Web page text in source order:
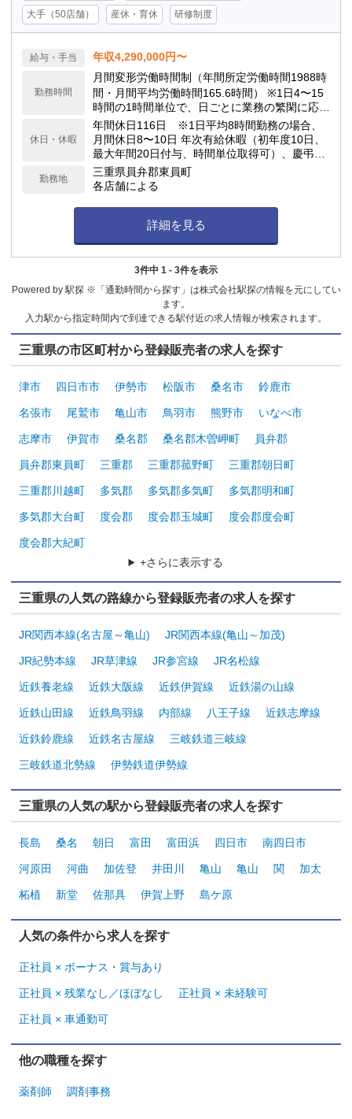
大手（50店舗） 産休・育休 研修制度
給与・手当 年収4,290,000円〜
勤務時間
月間変形労働時間制（年間所定労働時間1988時
間・月間平均労働時間165.6時間） ※1日4〜15
時間の1時間単位で、日ごとに業務の繁閑に応じ
て勤務時間を設定します。
休日・休暇
年間休日116日 ※1日平均8時間勤務の場合、
月間休日8〜10日 年次有給休暇（初年度10日、
最大年間20日付与、時間単位取得可）、慶弔休
暇、子の看護休暇、介護休暇 他
勤務地
三重県員弁郡東員町
各店舗による
詳細を見る
3件中 1 - 3件を表示
Powered by 駅探 ※「通勤時間から探す」は株式会社駅探の情報を元にしてい
ます。
入力駅から指定時間内で到達できる駅付近の求人情報が検索されます。
三重県の市区町村から登録販売者の求人を探す
津市 四日市市 伊勢市 松阪市 桑名市 鈴鹿市
名張市 尾鷲市 亀山市 鳥羽市 熊野市 いなべ市
志摩市 伊賀市 桑名郡 桑名郡木曽岬町 員弁郡
員弁郡東員町 三重郡 三重郡菰野町 三重郡朝日町
三重郡川越町 多気郡 多気郡多気町 多気郡明和町
多気郡大台町 度会郡 度会郡玉城町 度会郡度会町
度会郡大紀町
+さらに表示する
三重県の人気の路線から登録販売者の求人を探す
JR関西本線(名古屋～亀山) JR関西本線(亀山～加茂)
JR紀勢本線 JR草津線 JR参宮線 JR名松線
近鉄養老線 近鉄大阪線 近鉄伊賀線 近鉄湯の山線
近鉄山田線 近鉄鳥羽線 内部線 八王子線 近鉄志摩線
近鉄鈴鹿線 近鉄名古屋線 三岐鉄道三岐線
三岐鉄道北勢線 伊勢鉄道伊勢線
三重県の人気の駅から登録販売者の求人を探す
長島 桑名 朝日 富田 富田浜 四日市 南四日市
河原田 河曲 加佐登 井田川 亀山 亀山 関 加太
柘植 新堂 佐那具 伊賀上野 島ケ原
人気の条件から求人を探す
正社員 × ボーナス・賞与あり
正社員 × 残業なし／ほぼなし 正社員 × 未経験可
正社員 × 車通勤可
他の職種を探す
薬剤師 調剤事務